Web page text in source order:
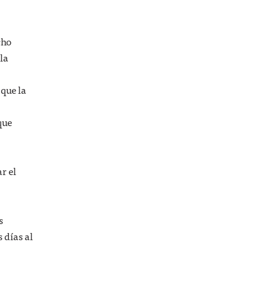
la
el
días al